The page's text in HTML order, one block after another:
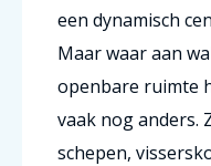
een dynamisch
Maar waar aan
openbare ruimte
vaak nog anders.
schepen,